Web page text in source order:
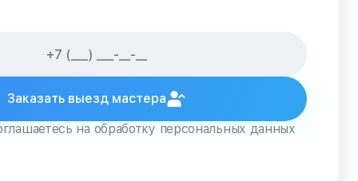
Заказать выезд мастера
на обработку персональных данных